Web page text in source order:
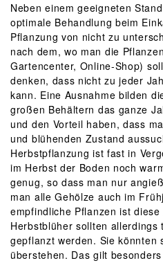
Neben einem geeigneten
optimale Behandlung beim
Pflanzung von nicht zu
nach dem, wo man die
Gartencenter, Online-Shop)
denken, dass nicht zu jeder
kann. Eine Ausnahme bilden
großen Behältern das ganze
und den Vorteil haben, dass
und blühenden Zustand
Herbstpflanzung ist fast in
im Herbst der Boden noch
genug, so dass man nur
man alle Gehölze auch im
empfindliche Pflanzen ist
Herbstblüher sollten
gepflanzt werden. Sie könnten
überstehen. Das gilt